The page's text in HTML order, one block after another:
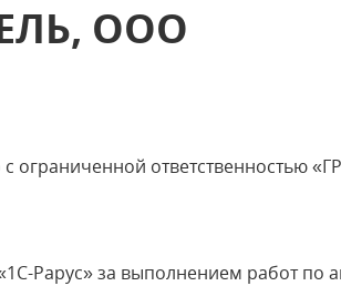
ООО
с ограниченной
Рарус» за выполнением работ по